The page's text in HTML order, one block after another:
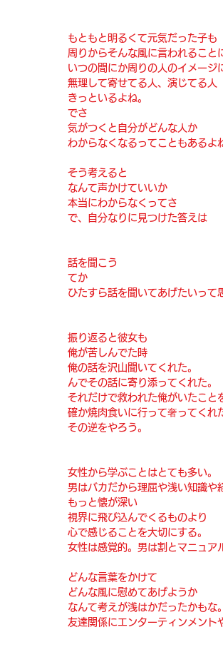
もともと明るくて元気だった子も
周りからそんな風に言われること
いつの間にか周りの人のイメージ
無理して寄せてる人、演じてる人
きっといるよね。
でさ
気がつくと自分がどんな人か
わからなくなるってこともあるよ
そう考えると
なんて声かけていいか
本当にわからなくってさ
で、自分なりに見つけた答えは
話を聞こう
てか
ひたすら話を聞いてあげたいって
振り返ると彼女も
俺が苦しんでた時
俺の話を沢山聞いてくれた。
んでその話に寄り添ってくれた。
それだけで救われた俺がいたこと
確か焼肉食いに行って奢ってくれ
その逆をやろう。
女性から学ぶことはとても多い。
男はバカだから理屈や浅い知識や
もっと懐が深い
視界に飛び込んでくるものより
心で感じることを大切にする。
女性は感覚的。男は割とマニュア
どんな言葉をかけて
どんな風に慰めてあげようか
なんて考えが浅はかだったかもな。
友達関係にエンターティンメント